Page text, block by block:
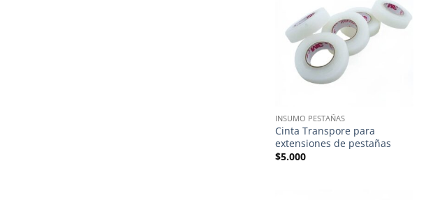
INSUMO PESTAÑAS
Cinta Transpore para
extensiones de pestañas
$5.000